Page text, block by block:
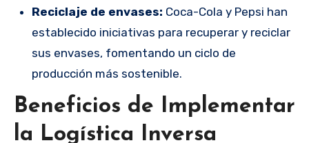
Reciclaje de envases: Coca-Cola y Pepsi han
establecido iniciativas para recuperar y reciclar
sus envases, fomentando un ciclo de
producción más sostenible.
Beneficios de Implementar
la Logística Inversa